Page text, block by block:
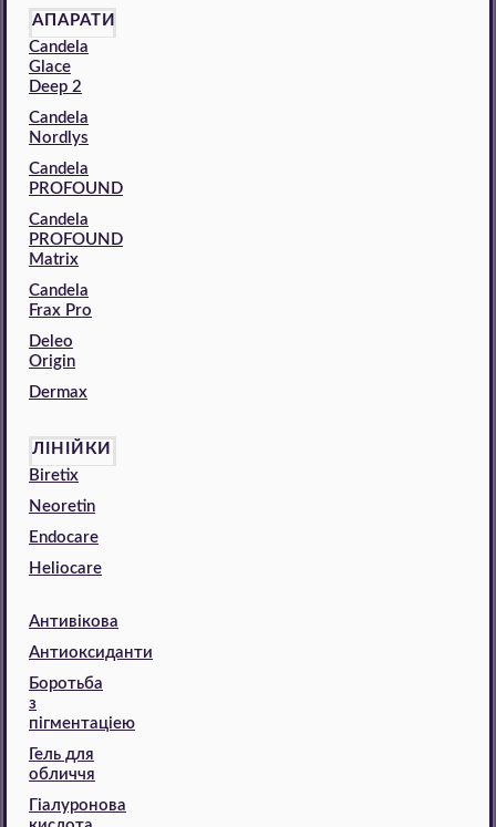
АПАРАТИ
Candela
Glace
Deep 2
Candela
Nordlys
Candela
PROFOUND
Candela
PROFOUND
Matrix
Candela
Frax Pro
Deleo
Origin
Dermax
ЛІНІЙКИ
Biretix
Neoretin
Endocare
Heliocare
Антивікова
Антиоксиданти
Боротьба
з
пігментаціею
Гель для
обличчя
Гіалуронова